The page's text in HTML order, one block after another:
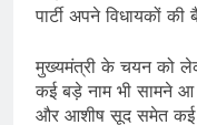
पार्टी अपने विधायकों
मुख्यमंत्री के चयन को
कई बड़े नाम भी सामने आ
और आशीष सूद समेत कई